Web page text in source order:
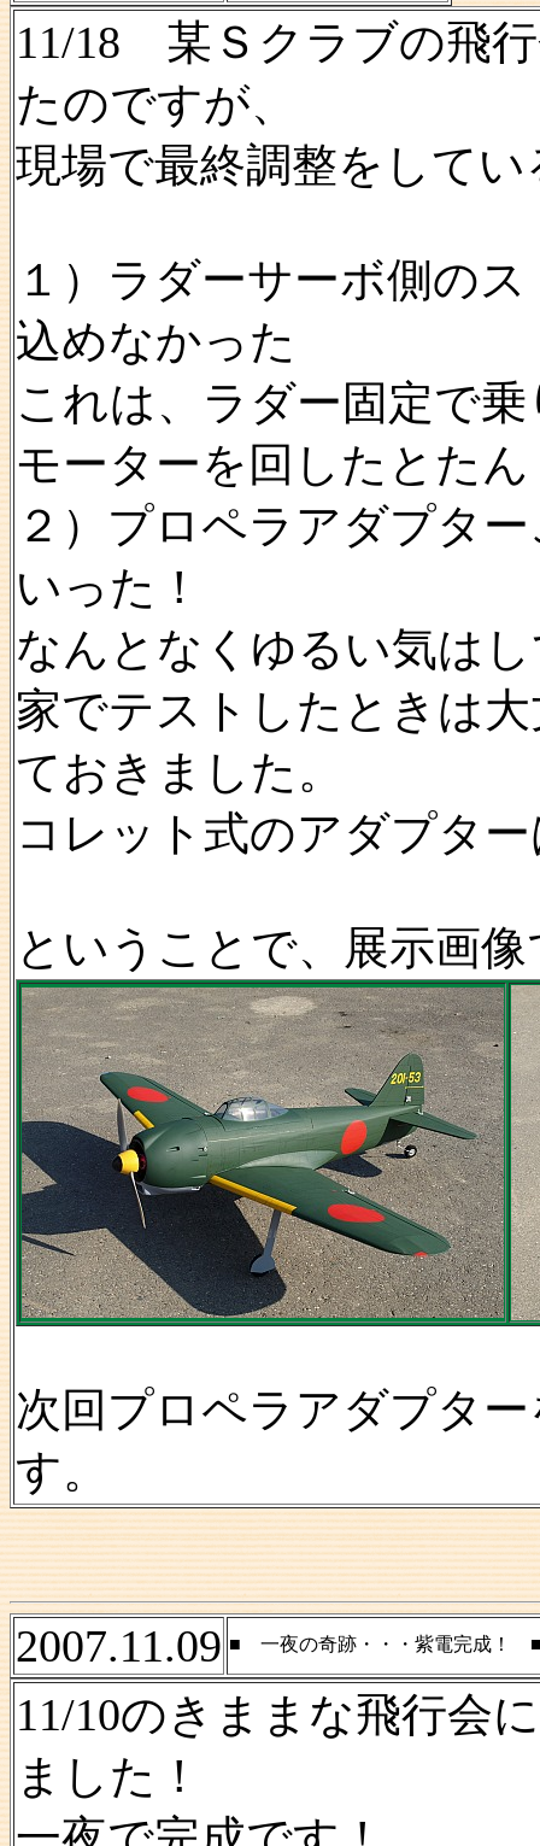
11/18 某Ｓクラブの飛
たのですが、
現場で最終調整をして
１）ラダーサーボ側の
込めなかった
これは、ラダー固定で
モーターを回したとたん
２）プロペラアダプタ
いった！
なんとなくゆるい気は
家でテストしたときは
ておきました。
コレット式のアダプタ
ということで、展示画
次回プロペラアダプタ
す。
2007.11.09 ■ 一夜の奇跡・・・紫電完成！
11/10のきままな飛行会
ました！